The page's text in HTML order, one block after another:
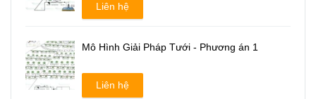
Liên hệ
Mô Hình Giải Pháp Tưới - Phương án 1
Liên hệ